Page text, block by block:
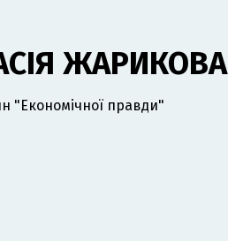
ЖАРИКОВА
"Економічної правди"